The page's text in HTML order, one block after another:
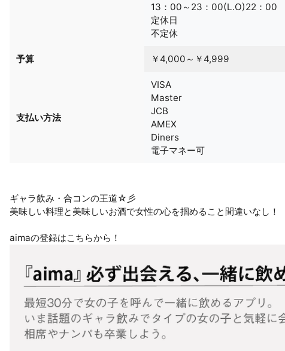
13：00～23：00(L.O)22：00
定休日
不定休
予算 ￥4,000～￥4,999
支払い方法
VISA
Master
JCB
AMEX
Diners
電子マネー可
ギャラ飲み・合コンの王道☆彡
美味しい料理と美味しいお酒で女性の心を掴めること間違いなし！
aimaの登録はこちらから！